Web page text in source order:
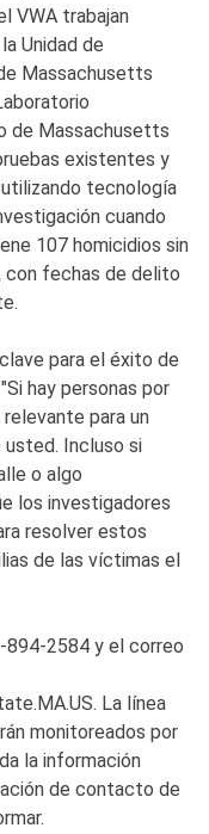
VWA trabajan
Unidad de
Massachusetts
de Massachusetts
existentes y
tecnología
cuando
107 homicidios sin
con fechas de delito
para el éxito de
hay personas por
para un
usted. Incluso si
o algo
los investigadores
resolver estos
de las víctimas el
894-2584 y el correo
La línea
monitoreados por
la información
de contacto de